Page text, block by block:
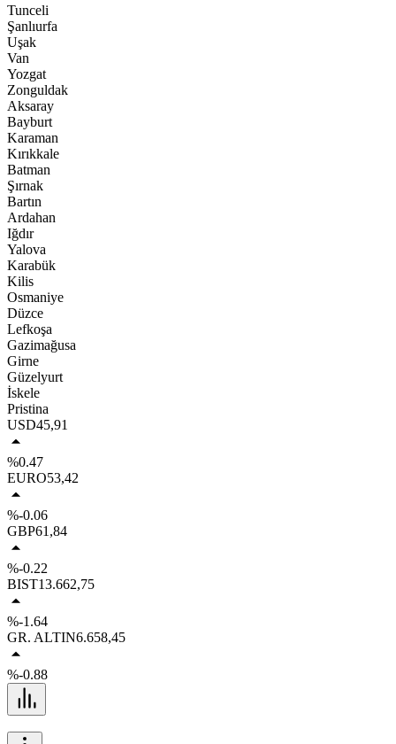
Tunceli
Şanlıurfa
Uşak
Van
Yozgat
Zonguldak
Aksaray
Bayburt
Karaman
Kırıkkale
Batman
Şırnak
Bartın
Ardahan
Iğdır
Yalova
Karabük
Kilis
Osmaniye
Düzce
Lefkoşa
Gazimağusa
Girne
Güzelyurt
İskele
Pristina
USD45,91
%0.47
EURO53,42
%-0.06
GBP61,84
%-0.22
BIST13.662,75
%-1.64
GR. ALTIN6.658,45
%-0.88